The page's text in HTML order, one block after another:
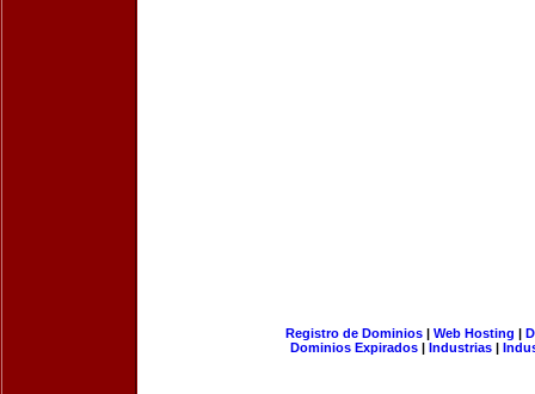
Registro de Dominios| Web Hosting |
Dominios Expirados | Industrias |